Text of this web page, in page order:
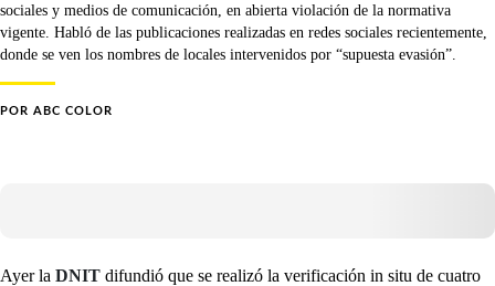
sociales y medios de comunicación, en abierta violación de la normativa
vigente. Habló de las publicaciones realizadas en redes sociales recientemente,
donde se ven los nombres de locales intervenidos por “supuesta evasión”.
POR ABC COLOR
Ayer la DNIT difundió que se realizó la verificación in situ de cuatro